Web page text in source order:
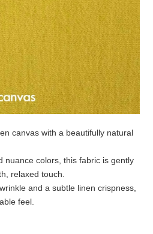
canvas with a beautifully natural
nuance colors, this fabric is gently
relaxed touch.
and a subtle linen crispness,
feel.